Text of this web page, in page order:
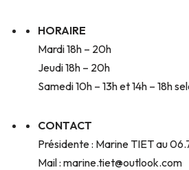
HORAIRE
Mardi 18h – 20h
Jeudi 18h – 20h
Samedi 10h – 13h et 14h – 18h
CONTACT
Présidente : Marine TIET au
Mail : marine.tiet@outlook.com